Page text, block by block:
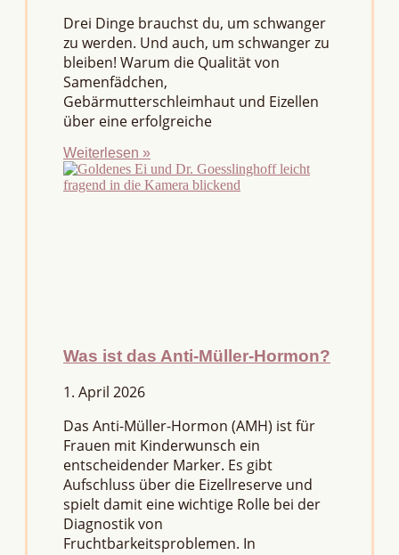
Drei Dinge brauchst du, um schwanger
zu werden. Und auch, um schwanger zu
bleiben! Warum die Qualität von
Samenfädchen,
Gebärmutterschleimhaut und Eizellen
über eine erfolgreiche
Weiterlesen »
Was ist das Anti-Müller-Hormon?
1. April 2026
Das Anti-Müller-Hormon (AMH) ist für
Frauen mit Kinderwunsch ein
entscheidender Marker. Es gibt
Aufschluss über die Eizellreserve und
spielt damit eine wichtige Rolle bei der
Diagnostik von
Fruchtbarkeitsproblemen. In